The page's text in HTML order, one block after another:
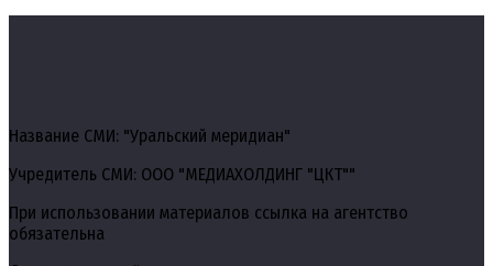
Название СМИ: "Уральский меридиан"
Учредитель СМИ: ООО "МЕДИАХОЛДИНГ "ЦКТ""
При использовании материалов ссылка на агентство
обязательна